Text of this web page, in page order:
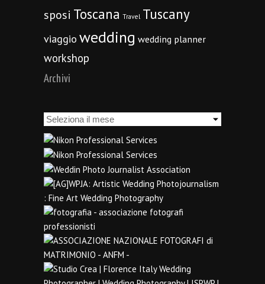
sposi Toscana Travel Tuscany
viaggio wedding wedding planner
workshop
Archivi
Archivi